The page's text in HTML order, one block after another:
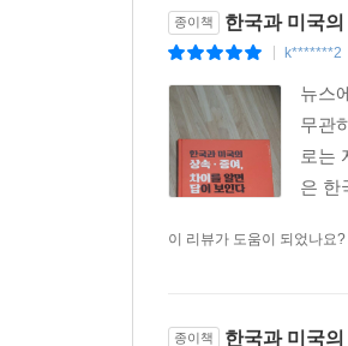
종이책 한국과 미국
k*******2
뉴스
무관
로는
은 한
이 리뷰가 도움이 되었나요?
종이책 한국과 미국